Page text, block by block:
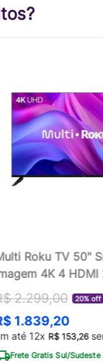
Roku TV 50"
4K 4 HDMI
com
Home -
2.299,00 20% off
1.839,20
até 12x R$ 153,26
Frete Gratis Sul/Sudeste